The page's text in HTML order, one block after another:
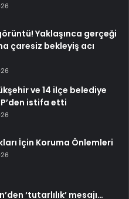
Yaklaşınca gerçeği
çaresiz bekleyiş acı
ve 14 ilçe belediye
istifa etti
İçin Koruma Önlemleri
‘tutarlılık’ mesajı…